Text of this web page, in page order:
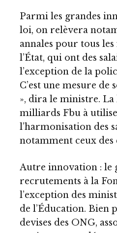
Parmi les grandes
loi, on relèvera
annales pour tous
l’État, qui ont des
l’exception de la
C’est une mesure
», dira le ministre.
milliards Fbu à
l’harmonisation des
notamment ceux des
Autre innovation : le
recrutements à la
l’exception des
de l’Éducation. Bien
devises des ONG,